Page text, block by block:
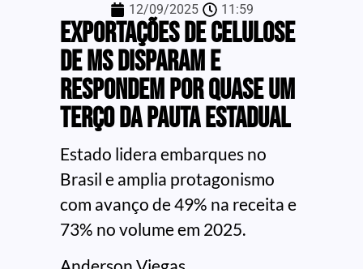
12/09/2025 11:59
Exportações de celulose
de MS disparam e
respondem por quase um
terço da pauta estadual
Estado lidera embarques no
Brasil e amplia protagonismo
com avanço de 49% na receita e
73% no volume em 2025.